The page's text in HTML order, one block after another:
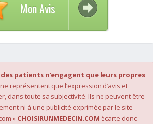
Mon Avis
patients n’engagent que leurs propres
représentent que l’expression d’avis et
dans toute sa subjectivité. Ils ne peuvent être
ni à une publicité exprimée par le site
» CHOISIRUNMEDECIN.COM écarte donc